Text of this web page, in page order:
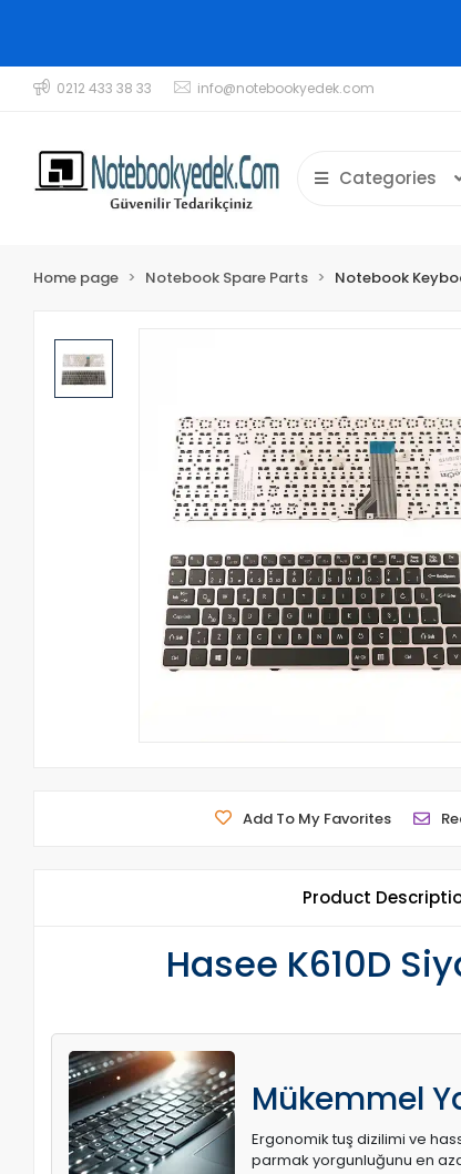
0212 433 38 33 info@notebookyedek.com
Categories
Home page Notebook Spare Parts Notebook
Add To My Favorites
Product
Hasee K610D
Mükemmel
Ergonomik tuş dizilimi ve
parmak yorgunluğunu en